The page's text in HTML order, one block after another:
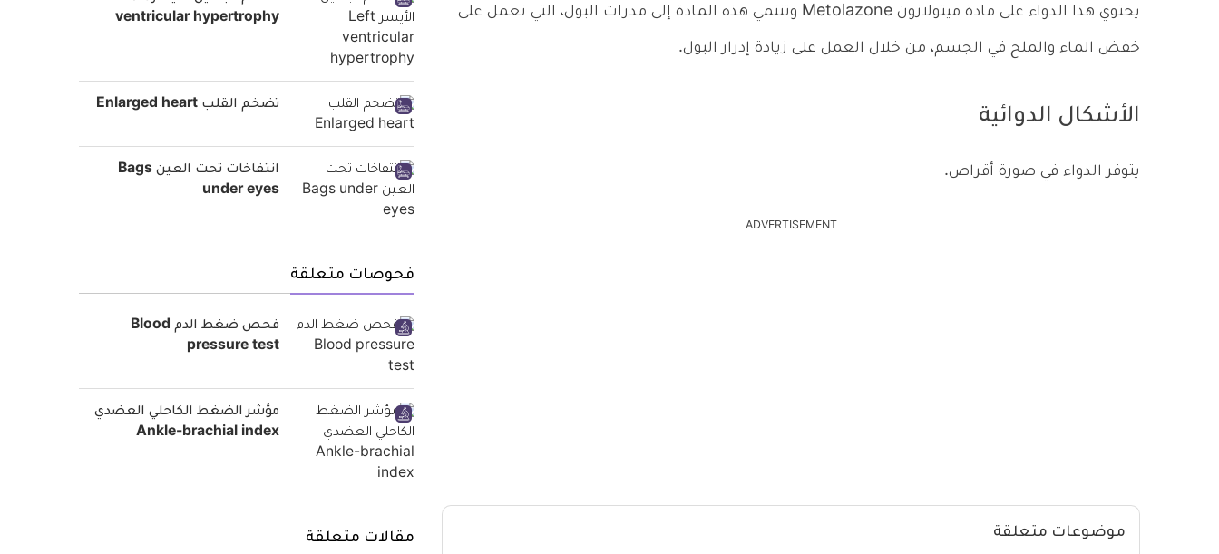
يحتوي هذا الدواء على مادة ميتولازون Metolazone وتنتمي هذه المادة إلى مدرات البول، التي تعمل على
خفض الماء والملح في الجسم، من خلال العمل على زيادة إدرار البول.
الأشكال الدوائية
يتوفر الدواء في صورة أقراص.
ADVERTISEMENT
موضوعات متعلقة
ventricular hypertrophy
تضخم القلب Enlarged heart
انتفاخات تحت العين Bags
under eyes
فحوصات متعلقة
فحص ضغط الدم Blood
pressure test
مؤشر الضغط الكاحلي العضدي
Ankle-brachial index
مقالات متعلقة